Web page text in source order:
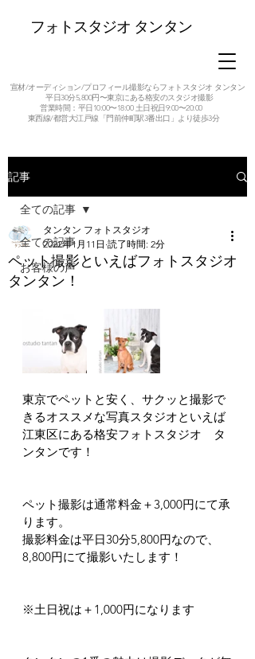
フォトスタジオ タンタン
宣材/オーディション/プロフィール撮影ならフォトスタジオ タンタン
平日30分5,800円〜東京にある格安のスタジオ撮影
営業時間：平日10:00〜18:00 土日祝日9:00〜20:00
東西線/都営大江戸線「門前仲町駅3番出口」より徒歩3分
記事
全ての記事
お客様の声
全ての記事
ペット撮影といえばフォトスタジオ
タンタン！
タンタン フォトスタジオ
2022年1月11日 読了時間: 2分
東京でペットと安く、サクッと撮影で
きるオススメな写真スタジオといえば
江東区にある格安フォトスタジオ　タ
ンタンです！
ペット撮影は通常料金＋3,000円にて承
ります。
撮影料金は平日30分5,800円なので、
8,800円にて撮影いたします！
※土日祝は＋1,000円になります